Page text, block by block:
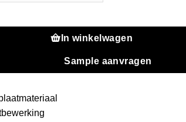
W03 Hudson oak 70% PEFC gecert. aantal
In winkelwagen
Sample aanvragen